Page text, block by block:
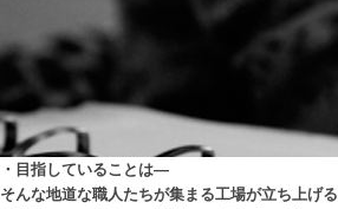
・目指していることは—
そんな地道な職人たちが集まる工場が立ち上げる